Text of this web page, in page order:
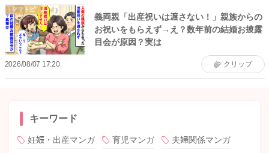
ママトピ
義両親「出産祝いは渡さない！」親族からの
お祝いをもらえず→え？数年前の結婚お披露
目会が原因？実は
2026/08/07 17:20 クリップ
キーワード
妊娠・出産マンガ 育児マンガ
夫婦関係マンガ